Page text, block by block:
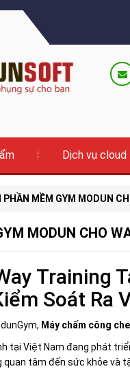
Dịch vụ cloud
PHẦN MỀM GYM MODUN
MODUN CHO
Training
Soát Ra
Máy chấm công
tại Việt Nam đang phát
tâm đến sức khỏe và